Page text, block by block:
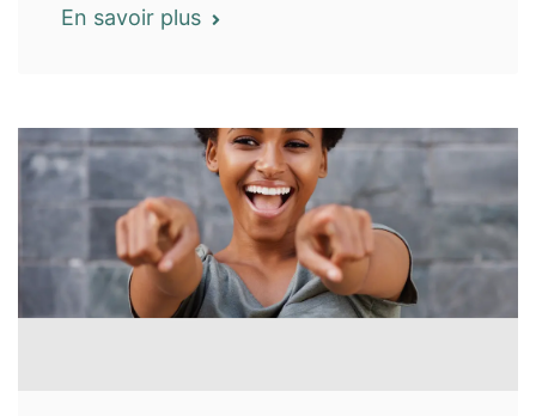
En savoir plus